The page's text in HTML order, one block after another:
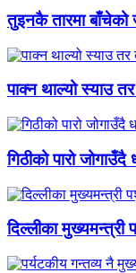
तुइनकै तारमा बाँचेको
पाक्न थाल्यो स्याउ तर
गिठीको पारो जोगाउँदै
दिल्लीका